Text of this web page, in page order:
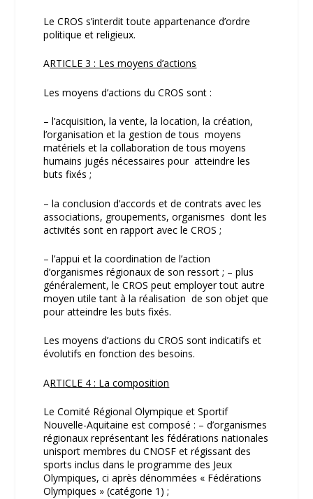
Le CROS s’interdit toute appartenance d’ordre
politique et religieux.
ARTICLE 3 : Les moyens d’actions
Les moyens d’actions du CROS sont :
– l’acquisition, la vente, la location, la création,
l’organisation et la gestion de tous moyens
matériels et la collaboration de tous moyens
humains jugés nécessaires pour atteindre les
buts fixés ;
– la conclusion d’accords et de contrats avec les
associations, groupements, organismes dont les
activités sont en rapport avec le CROS ;
– l’appui et la coordination de l’action
d’organismes régionaux de son ressort ; – plus
généralement, le CROS peut employer tout autre
moyen utile tant à la réalisation de son objet que
pour atteindre les buts fixés.
Les moyens d’actions du CROS sont indicatifs et
évolutifs en fonction des besoins.
ARTICLE 4 : La composition
Le Comité Régional Olympique et Sportif
Nouvelle-Aquitaine est composé : – d’organismes
régionaux représentant les fédérations nationales
unisport membres du CNOSF et régissant des
sports inclus dans le programme des Jeux
Olympiques, ci après dénommées « Fédérations
Olympiques » (catégorie 1) ;